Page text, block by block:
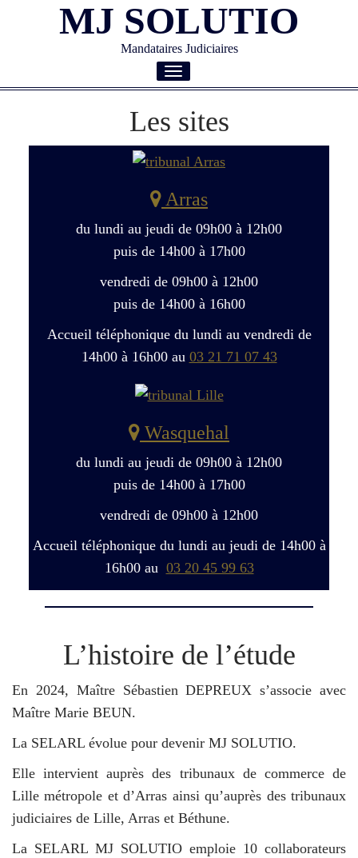
MJ SOLUTIO
Mandataires Judiciaires
Toggle
Les sites
Arras
du lundi au jeudi de 09h00 à 12h00
puis de 14h00 à 17h00
vendredi de 09h00 à 12h00
puis de 14h00 à 16h00
Accueil téléphonique du lundi au vendredi de
14h00 à 16h00 au 03 21 71 07 43
Wasquehal
du lundi au jeudi de 09h00 à 12h00
puis de 14h00 à 17h00
vendredi de 09h00 à 12h00
Accueil téléphonique du lundi au jeudi de 14h00 à
16h00 au 03 20 45 99 63
L’histoire de l’étude
En 2024, Maître Sébastien DEPREUX s’associe avec
Maître Marie BEUN.
La SELARL évolue pour devenir MJ SOLUTIO.
Elle intervient auprès des tribunaux de commerce de
Lille métropole et d’Arras ainsi qu’auprès des tribunaux
judiciaires de Lille, Arras et Béthune.
La SELARL MJ SOLUTIO emploie 10 collaborateurs